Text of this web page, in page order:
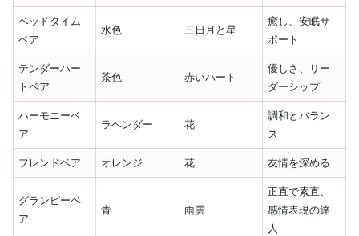
ベッドタイム
ベア
水色 三日月と星
癒し、安眠サ
ポート
テンダーハー
トベア
茶色 赤いハート
優しさ、リー
ダーシップ
ハーモニーベ
ア
ラベンダー 花
調和とバラン
ス
フレンドベア オレンジ 花 友情を深める
グランピーベ
ア
青 雨雲
正直で素直、
感情表現の達
人